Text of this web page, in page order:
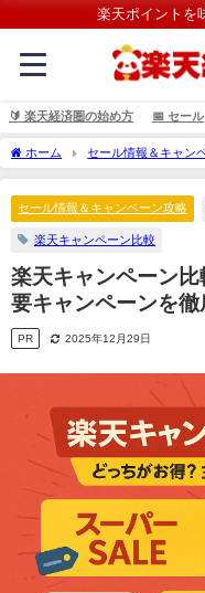
楽天ポイントを
🔰 楽天経済圏の始め方 📅 セール
ホーム セール情報＆キャン
ちがお得？主要キャンペーンを徹
セール情報＆キャンペーン攻略
楽天キャンペーン比較
楽天キャンペーン
要キャンペーンを徹
PR 2025年12月29日